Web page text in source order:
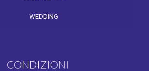
WEDDING
CONDIZIONI